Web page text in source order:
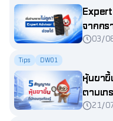
จากกร
03/
Tips DW01
หุ้นขา
ตามเ
21/